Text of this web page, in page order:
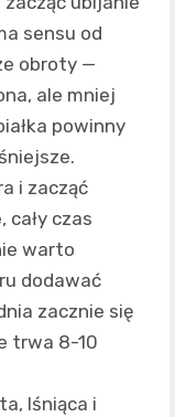
sensu od
obroty —
ale mniej
powinny
i zacząć
, cały czas
warto
dodawać
zacznie się
trwa 8-10
lśniąca i